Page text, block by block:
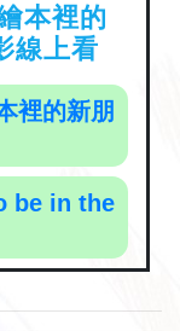
本裡的
線上看
裡的新朋
be in the